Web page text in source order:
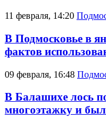
11 февраля, 14:20
В Подмосковье в
фактов
09 февраля, 16:48
В Балашихе лось
многоэтажку и